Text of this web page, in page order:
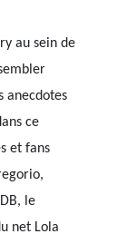
au sein de
anecdotes
ce
et fans
le
net Lola